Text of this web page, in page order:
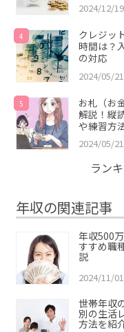
2024/12/19
4
クレジッ
時間は？
の対応
2024/05/21
5
お札（お
解説！縦
や練習方
2024/05/21
ラン
年収の関連記事
年収500
すすめ職
説
2024/11/01
世帯年収
別の生活
方法を紹